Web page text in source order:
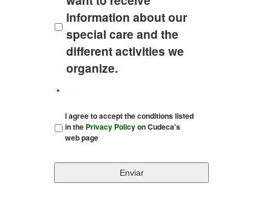
information about our
special care and the
different activities we
organize.
*
I agree to accept the conditions listed
in the Privacy Policyon Cudeca's
web page